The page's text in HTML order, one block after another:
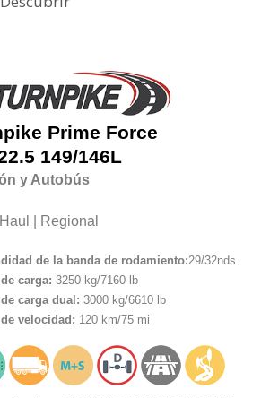
Prime Force
149/146L
y Autobús
Regional
de la banda de rodamiento:29/32nds
carga: 3250 kg/7160 lb
de carga dual: 3000 kg/6610 lb
de velocidad: 120 km/75 mi